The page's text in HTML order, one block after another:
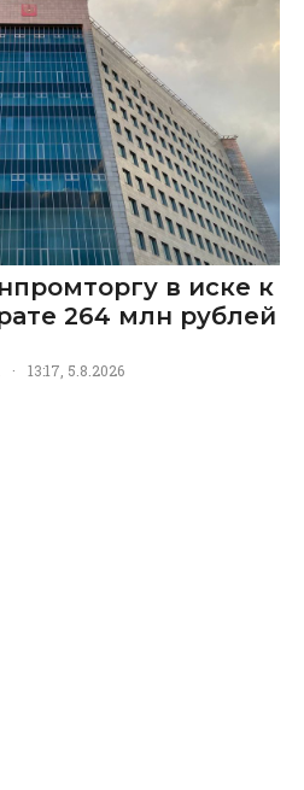
в иске к
264 млн рублей
· 13:17, 5.8.2026